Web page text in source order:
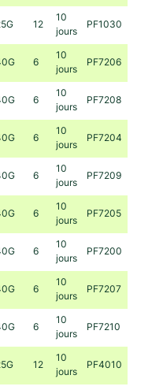
12
10
jours
PF1030
6
10
jours
PF7206
6
10
jours
PF7208
6
10
jours
PF7204
6
10
jours
PF7209
6
10
jours
PF7205
6
10
jours
PF7200
6
10
jours
PF7207
6
10
jours
PF7210
12
10
jours
PF4010